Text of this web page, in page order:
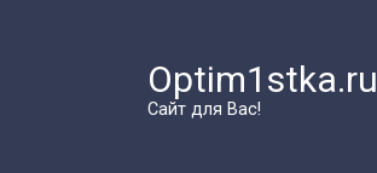
Optim1stka.ru
Сайт для Вас!